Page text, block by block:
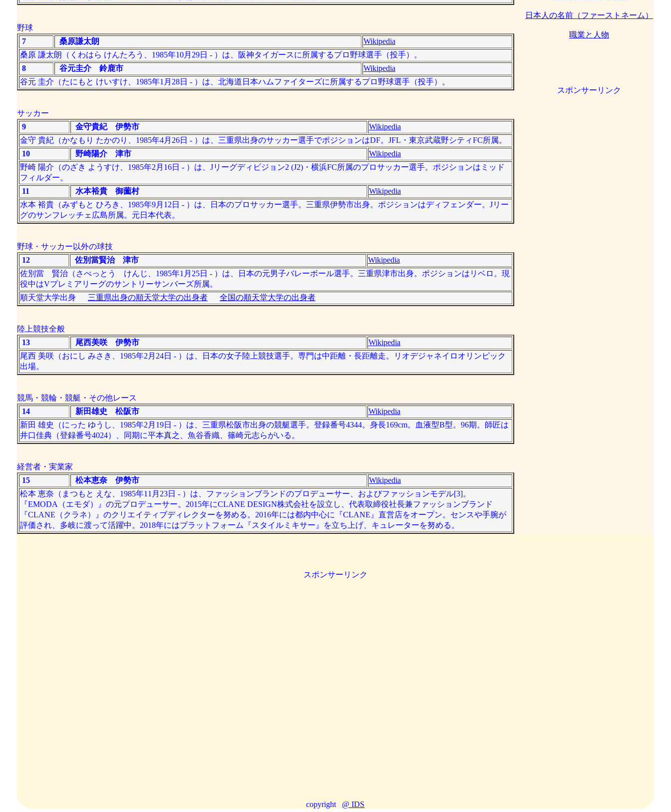
野球
7
桑原謙太朗
Wikipedia
桑原 謙太朗（くわはら けんたろう、1985年10月29日 - ）は、阪神タイガースに所属するプロ野球選手（投手）。
8
谷元圭介 鈴鹿市
Wikipedia
谷元 圭介（たにもと けいすけ、1985年1月28日 - ）は、北海道日本ハムファイターズに所属するプロ野球選手（投手）。
サッカー
9
金守貴紀 伊勢市
Wikipedia
金守 貴紀（かなもり たかのり、1985年4月26日 - ）は、三重県出身のサッカー選手でポジションはDF。JFL・東京武蔵野シティFC所属。
10
野崎陽介 津市
Wikipedia
野崎 陽介（のざき ようすけ、1985年2月16日 - ）は、Jリーグディビジョン2 (J2)・横浜FC所属のプロサッカー選手。ポジションはミッド
フィルダー。
11
水本裕貴 御薗村
Wikipedia
水本 裕貴（みずもと ひろき、1985年9月12日 - ）は、日本のプロサッカー選手。三重県伊勢市出身。ポジションはディフェンダー。Jリー
グのサンフレッチェ広島所属。元日本代表。
野球・サッカー以外の球技
12
佐別當賢治 津市
Wikipedia
佐別當 賢治（さべっとう けんじ、1985年1月25日 - ）は、日本の元男子バレーボール選手。三重県津市出身。ポジションはリベロ。現
役中はVプレミアリーグのサントリーサンバーズ所属。
順天堂大学出身 三重県出身の順天堂大学の出身者 全国の順天堂大学の出身者
陸上競技全般
13
尾西美咲 伊勢市
Wikipedia
尾西 美咲（おにし みさき、1985年2月24日 - ）は、日本の女子陸上競技選手。専門は中距離・長距離走。リオデジャネイロオリンピック
出場。
競馬・競輪・競艇・その他レース
14
新田雄史 松阪市
Wikipedia
新田 雄史（にった ゆうし、1985年2月19日 - ）は、三重県松阪市出身の競艇選手。登録番号4344。身長169cm。血液型B型。96期。師匠は
井口佳典（登録番号4024）、同期に平本真之、魚谷香織、篠崎元志らがいる。
経営者・実業家
15
松本恵奈 伊勢市
Wikipedia
松本 恵奈（まつもと えな、1985年11月23日 - ）は、ファッションブランドのプロデューサー、およびファッションモデル[3]。
『EMODA（エモダ）』の元プロデューサー。2015年にCLANE DESIGN株式会社を設立し、代表取締役社長兼ファッションブランド
『CLANE（クラネ）』のクリエイティブディレクターを努める。2016年には都内中心に『CLANE』直営店をオープン。センスや手腕が
評価され、多岐に渡って活躍中。2018年にはプラットフォーム『スタイルミキサー』を立ち上げ、キュレーターを努める。
日本人の名前（ファーストネーム）
職業と人物
スポンサーリンク
スポンサーリンク
copyright @ IDS